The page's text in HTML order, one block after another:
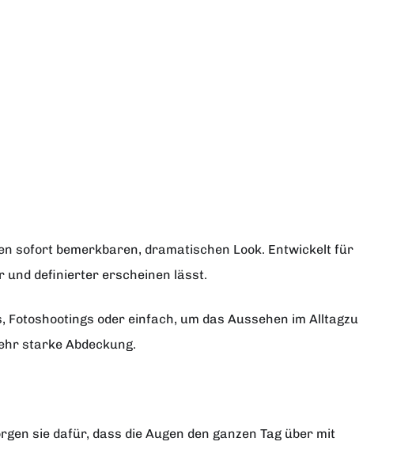
sofort bemerkbaren, dramatischen Look. Entwickelt für
und definierter erscheinen lässt.
oder einfach, um das Aussehen im Alltagzu
starke Abdeckung.
sie dafür, dass die Augen den ganzen Tag über mit